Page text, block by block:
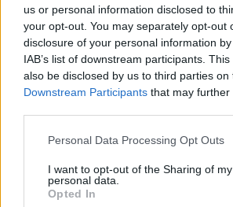
us or personal information disclosed to
your opt-out. You may separately opt-out
disclosure of your personal information
IAB’s list of downstream participants.
also be disclosed by us to third parties on
Downstream Participants that may
Personal Data Processing Opt Outs
I want to opt-out of the Sharing of my
personal data.
Opted In
Левит ги покани потписниците
мир да му се придружат на
седнат на централната
потпише серија придружни
Државниот секретар Марко
на присутните, кој им
американски претседател
да ја отслужи под мандатот на
На присутните им се обрати и